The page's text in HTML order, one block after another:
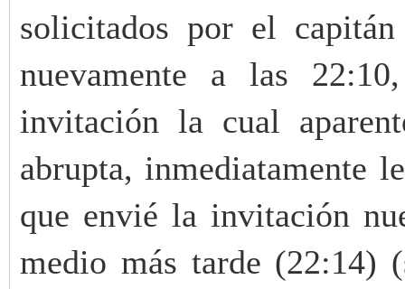
solicitados por el
nuevamente a las
invitación la cual
abrupta, inmediatamente
que envié la invitación
medio más tarde (22:14)